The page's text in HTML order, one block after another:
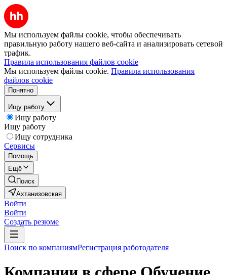
Мы используем файлы cookie, чтобы обеспечивать
правильную работу нашего веб-сайта и анализировать сетевой
трафик.
Правила использования файлов cookie
Мы используем файлы cookie. Правила использования
файлов cookie
Понятно
Ищу работу
Ищу работу
Ищу работу
Ищу сотрудника
Сервисы
Помощь
Ещё
Поиск
Ахтанизовская
Войти
Войти
Создать резюме
Поиск по компаниямРегистрация работодателя